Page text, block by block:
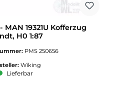
19321U Kofferzug
H0 1:87
PMS 250656
Wiking
Lieferbar